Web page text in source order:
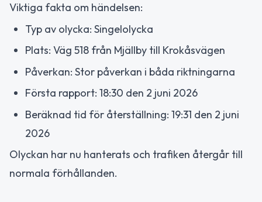
Viktiga fakta om händelsen:
Typ av olycka: Singelolycka
Plats: Väg 518 från Mjällby till Krokåsvägen
Påverkan: Stor påverkan i båda riktningarna
Första rapport: 18:30 den 2 juni 2026
Beräknad tid för återställning: 19:31 den 2 juni
2026
Olyckan har nu hanterats och trafiken återgår till
normala förhållanden.